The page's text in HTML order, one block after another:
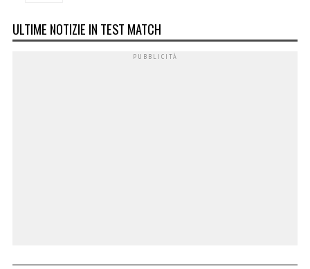
ULTIME NOTIZIE IN TEST MATCH